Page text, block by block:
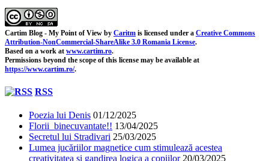
Cartim Blog - My Point of View by Caritm is licensed under a Creative Commons
Attribution-NonCommercial-ShareAlike 3.0 Romania License.
Based on a work at www.cartim.ro.
Permissions beyond the scope of this license may be available at
https://www.cartim.ro/.
RSS
Poezia lui Denis 01/12/2025
Florii binecuvantate!! 13/04/2025
Secretul lui Stradivari 25/03/2025
Lumea jucăriilor magnetice cum stimulează acestea
creativitatea și gandirea logica a copiilor 20/03/2025